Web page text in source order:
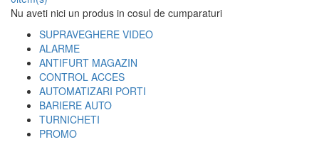
Nu aveti nici un produs in cosul de cumparaturi
SUPRAVEGHERE VIDEO
ALARME
ANTIFURT MAGAZIN
CONTROL ACCES
AUTOMATIZARI PORTI
BARIERE AUTO
TURNICHETI
PROMO